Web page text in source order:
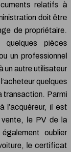
relatifs à
doit être
de propriétaire.
pièces
un professionnel
un autre utilisateur
quelques
transaction. Parmi
l’acquéreur, il est
le PV de la
oublier
le certificat